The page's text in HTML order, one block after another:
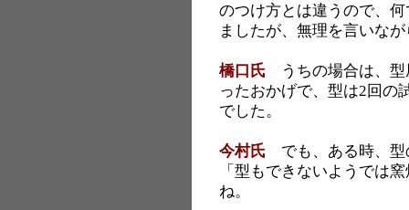
のつけ方とは違うので、
ましたが、無理を言いな
橋口氏 うちの場合は、型
ったおかげで、型は2回の
でした。
今村氏 でも、ある時、型
「型もできないようでは
ね。